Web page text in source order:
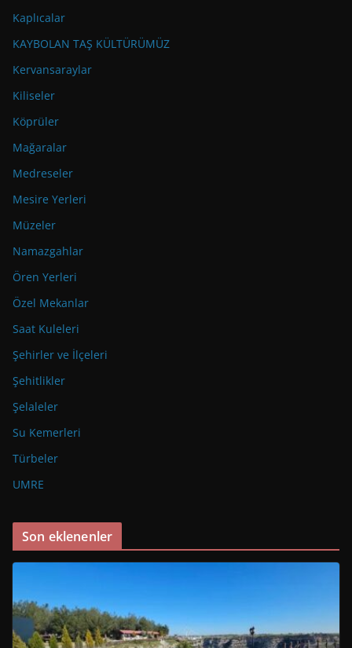
Kaplıcalar
KAYBOLAN TAŞ KÜLTÜRÜMÜZ
Kervansaraylar
Kiliseler
Köprüler
Mağaralar
Medreseler
Mesire Yerleri
Müzeler
Namazgahlar
Ören Yerleri
Özel Mekanlar
Saat Kuleleri
Şehirler ve İlçeleri
Şehitlikler
Şelaleler
Su Kemerleri
Türbeler
UMRE
Son eklenenler